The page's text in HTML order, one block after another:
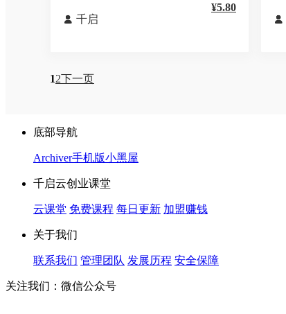
 千启
¥5.80

12下一页
底部导航
Archiver手机版小黑屋
千启云创业课堂
云课堂 免费课程 每日更新 加盟赚钱
关于我们
联系我们 管理团队 发展历程 安全保障
关注我们：微信公众号